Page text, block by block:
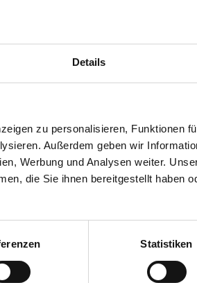
Details
zu personalisieren, Funktionen
Außerdem geben wir
Werbung und Analysen weiter.
die Sie ihnen bereitgestellt haben
Statistiken
besondere Momente und
komische Ereignisse und große,
durchlebt und gefeiert
in der Rosenau war 2003 die
in Stuttgart das zu
in der Rosenau sowohl von
ist ein fester und wichtiger
wegzudenken.
findet immer an einem Dienstag
jede:r – Kabarettisten,
Zauberer, Jongleure ... (m/w/
Michael Drauz unter 0711/661 90
eine Spielzeit von 10 Minuten.